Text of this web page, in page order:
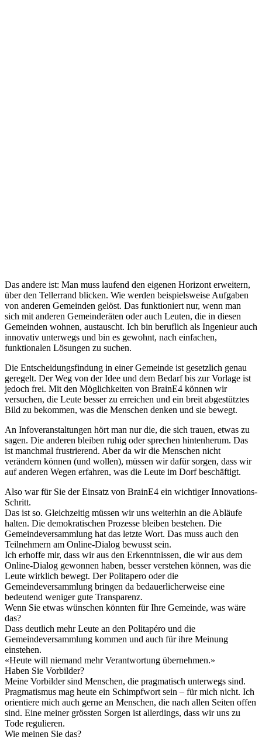
Das andere ist: Man muss laufend den eigenen Horizont erweitern,
über den Tellerrand blicken. Wie werden beispielsweise Aufgaben
von anderen Gemeinden gelöst. Das funktioniert nur, wenn man
sich mit anderen Gemeinderäten oder auch Leuten, die in diesen
Gemeinden wohnen, austauscht. Ich bin beruflich als Ingenieur auch
innovativ unterwegs und bin es gewohnt, nach einfachen,
funktionalen Lösungen zu suchen.
Die Entscheidungsfindung in einer Gemeinde ist gesetzlich genau
geregelt. Der Weg von der Idee und dem Bedarf bis zur Vorlage ist
jedoch frei. Mit den Möglichkeiten von BrainE4 können wir
versuchen, die Leute besser zu erreichen und ein breit abgestütztes
Bild zu bekommen, was die Menschen denken und sie bewegt.
An Infoveranstaltungen hört man nur die, die sich trauen, etwas zu
sagen. Die anderen bleiben ruhig oder sprechen hintenherum. Das
ist manchmal frustrierend. Aber da wir die Menschen nicht
verändern können (und wollen), müssen wir dafür sorgen, dass wir
auf anderen Wegen erfahren, was die Leute im Dorf beschäftigt.
Also war für Sie der Einsatz von BrainE4 ein wichtiger Innovations-
Schritt.
Das ist so. Gleichzeitig müssen wir uns weiterhin an die Abläufe
halten. Die demokratischen Prozesse bleiben bestehen. Die
Gemeindeversammlung hat das letzte Wort. Das muss auch den
Teilnehmern am Online-Dialog bewusst sein.
Ich erhoffe mir, dass wir aus den Erkenntnissen, die wir aus dem
Online-Dialog gewonnen haben, besser verstehen können, was die
Leute wirklich bewegt. Der Politapero oder die
Gemeindeversammlung bringen da bedauerlicherweise eine
bedeutend weniger gute Transparenz.
Wenn Sie etwas wünschen könnten für Ihre Gemeinde, was wäre
das?
Dass deutlich mehr Leute an den Politapéro und die
Gemeindeversammlung kommen und auch für ihre Meinung
einstehen.
«Heute will niemand mehr Verantwortung übernehmen.»
Haben Sie Vorbilder?
Meine Vorbilder sind Menschen, die pragmatisch unterwegs sind.
Pragmatismus mag heute ein Schimpfwort sein – für mich nicht. Ich
orientiere mich auch gerne an Menschen, die nach allen Seiten offen
sind. Eine meiner grössten Sorgen ist allerdings, dass wir uns zu
Tode regulieren.
Wie meinen Sie das?